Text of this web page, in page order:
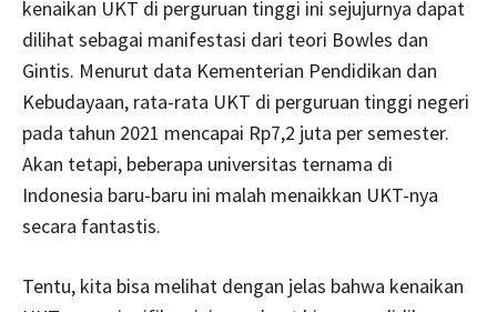
kenaikan UKT di perguruan tinggi ini sejujurnya dapat
dilihat sebagai manifestasi dari teori Bowles dan
Gintis. Menurut data Kementerian Pendidikan dan
Kebudayaan, rata-rata UKT di perguruan tinggi negeri
pada tahun 2021 mencapai Rp7,2 juta per semester.
Akan tetapi, beberapa universitas ternama di
Indonesia baru-baru ini malah menaikkan UKT-nya
secara fantastis.
Tentu, kita bisa melihat dengan jelas bahwa kenaikan